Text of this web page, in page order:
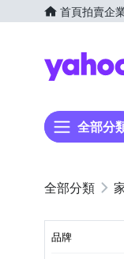
首頁拍賣企
全部分
品牌